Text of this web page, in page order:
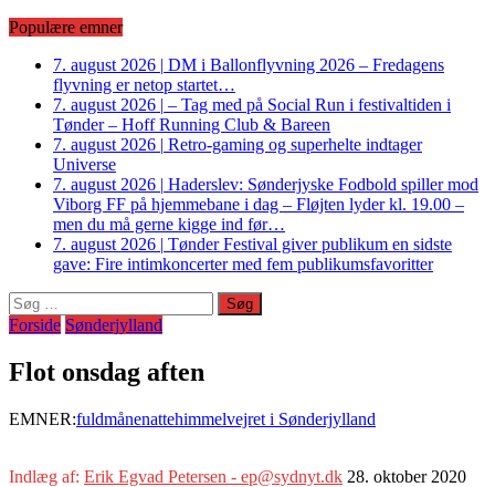
Populære emner
7. august 2026 | DM i Ballonflyvning 2026 – Fredagens
flyvning er netop startet…
7. august 2026 | – Tag med på Social Run i festivaltiden i
Tønder – Hoff Running Club & Bareen
7. august 2026 | Retro-gaming og superhelte indtager
Universe
7. august 2026 | Haderslev: Sønderjyske Fodbold spiller mod
Viborg FF på hjemmebane i dag – Fløjten lyder kl. 19.00 –
men du må gerne kigge ind før…
7. august 2026 | Tønder Festival giver publikum en sidste
gave: Fire intimkoncerter med fem publikumsfavoritter
Søg
efter:
Forside Sønderjylland
Flot onsdag aften
EMNER:fuldmånenattehimmelvejret i Sønderjylland
Indlæg af: Erik Egvad Petersen - ep@sydnyt.dk 28. oktober 2020